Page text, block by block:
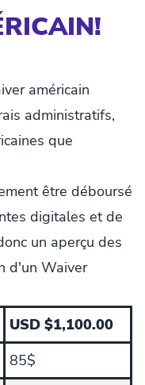
américain
administratifs,
que
être déboursé
digitales et de
un aperçu des
d'un Waiver
USD $1,100.00
85$